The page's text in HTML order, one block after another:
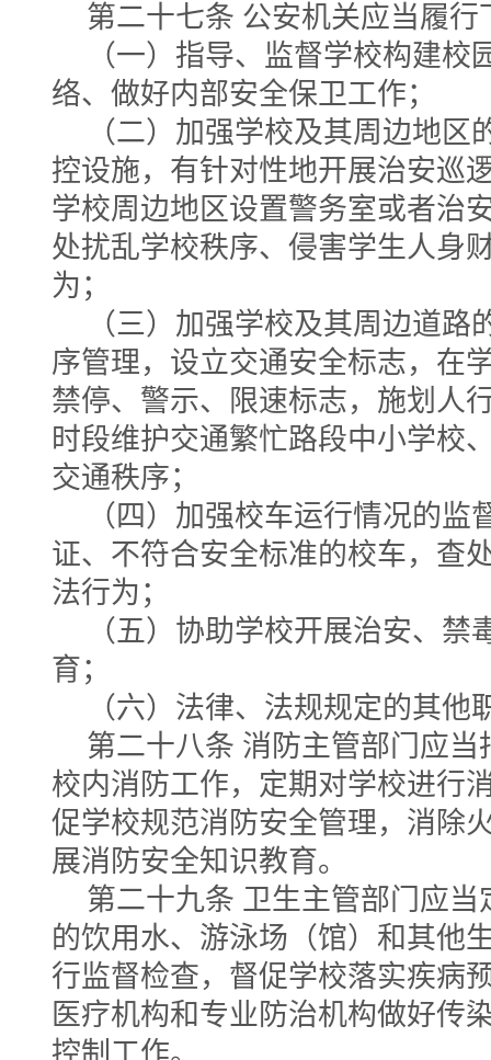
第二十七条 公安机关应当履行
（一）指导、监督学校构建校
络、做好内部安全保卫工作；
（二）加强学校及其周边地区
控设施，有针对性地开展治安巡
学校周边地区设置警务室或者治
处扰乱学校秩序、侵害学生人身
为；
（三）加强学校及其周边道路
序管理，设立交通安全标志，在
禁停、警示、限速标志，施划人
时段维护交通繁忙路段中小学校
交通秩序；
（四）加强校车运行情况的监
证、不符合安全标准的校车，查
法行为；
（五）协助学校开展治安、禁
育；
（六）法律、法规规定的其他
第二十八条 消防主管部门应
校内消防工作，定期对学校进行
促学校规范消防安全管理，消除
展消防安全知识教育。
第二十九条 卫生主管部门应
的饮用水、游泳场（馆）和其他
行监督检查，督促学校落实疾病
医疗机构和专业防治机构做好传
控制工作。